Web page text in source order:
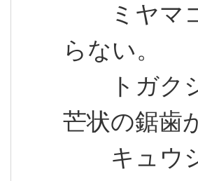
ミヤマ
らない。
トガクシ
芒状の鋸歯
キュウシ